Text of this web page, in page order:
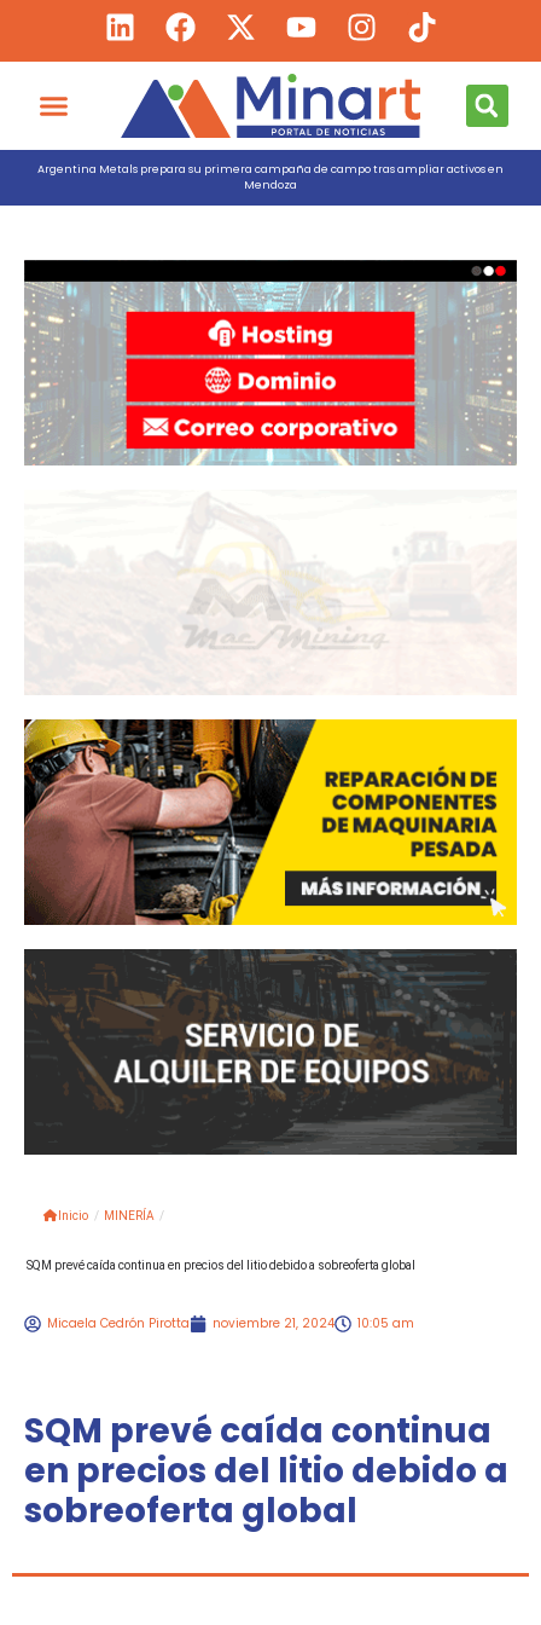
Argentina Metals prepara su primera campaña de campo tras ampliar activos en
Mendoza
Inicio / MINERÍA /
SQM prevé caída continua en precios del litio debido a sobreoferta global
Micaela Cedrón Pirotta noviembre 21, 2024 10:05 am
SQM prevé caída continua
en precios del litio debido a
sobreoferta global